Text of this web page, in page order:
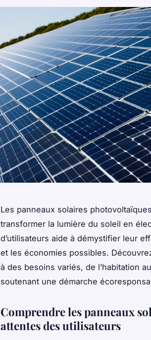
Les panneaux solaires
transformer la lumière du soleil en
d’utilisateurs aide à démystifier leur
et les économies possibles.
à des besoins variés, de l’habitation
soutenant une démarche
Comprendre les panneaux
attentes des utilisateurs